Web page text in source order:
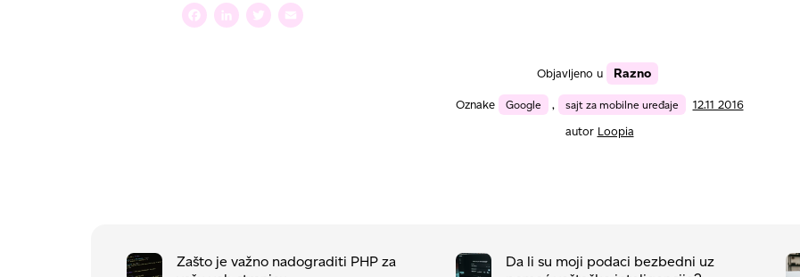
Facebook
LinkedIn
Twitter
Objavljeno u Razno
Oznake Google , sajt za mobilne uređaje
12.11 2016
autor Loopia
Zašto je važno nadograditi PHP za
Da li su moji podaci bezbedni uz